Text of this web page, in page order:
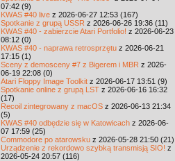
07:42 (9)
KWAS #40 live z 2026-06-27 12:53 (167)
Spotkanie z grupą USSR z 2026-06-26 19:36 (11)
KWAS #40 - zabierzcie Atari Portfolio! z 2026-06-23
08:12 (0)
KWAS #40 - naprawa retrosprzętu z 2026-06-21
17:15 (1)
Sceny z demosceny #7 z Bigerem i MBR z 2026-
06-19 22:08 (0)
Atari Floppy Image Toolkit z 2026-06-17 13:51 (9)
Spotkanie online z grupą LST z 2026-06-16 16:32
(17)
Recoil zintegrowany z macOS z 2026-06-13 21:34
(5)
KWAS #40 odbędzie się w Katowicach z 2026-06-
07 17:59 (25)
Commodore po atarowsku z 2026-05-28 21:50 (21)
Urządzenie z rekordowo szybką transmisją SIO! z
2026-05-24 20:57 (116)